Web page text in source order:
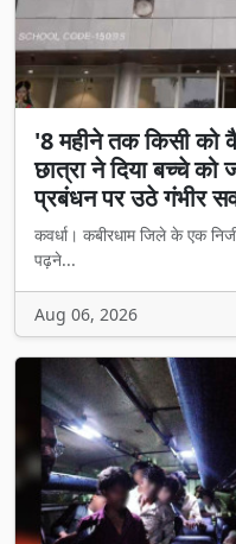
'8 महीने तक किसी को
छात्रा ने दिया बच्चे
प्रबंधन पर उठे गंभीर
कवर्धा। कबीरधाम जिले के एक
पढ़ने...
Aug 06, 2026